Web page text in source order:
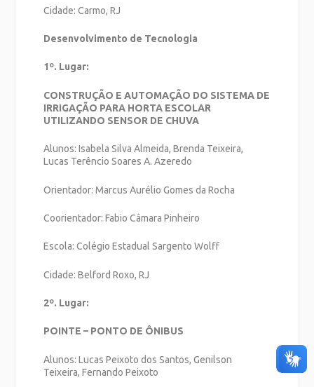
Cidade: Carmo, RJ
Desenvolvimento de Tecnologia
1º. Lugar:
CONSTRUÇÃO E AUTOMAÇÃO DO SISTEMA DE
IRRIGAÇÃO PARA HORTA ESCOLAR
UTILIZANDO SENSOR DE CHUVA
Alunos: Isabela Silva Almeida, Brenda Teixeira,
Lucas Terêncio Soares A. Azeredo
Orientador: Marcus Aurélio Gomes da Rocha
Coorientador: Fabio Câmara Pinheiro
Escola: Colégio Estadual Sargento Wolff
Cidade: Belford Roxo, RJ
2º. Lugar:
POINTE – PONTO DE ÔNIBUS
Alunos: Lucas Peixoto dos Santos, Genilson
Teixeira, Fernando Peixoto